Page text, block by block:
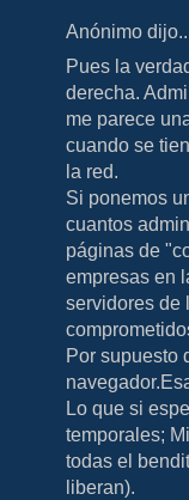
Anónimo
Pues la
derecha.
me parece
cuando se
la red.
Si ponemos
cuantos
páginas de
empresas en
servidores de
Por supuesto
Lo que si
temporales;
todas el
liberan).